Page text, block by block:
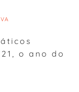
o ano do